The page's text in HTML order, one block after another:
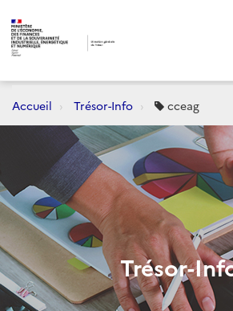
Accueil Trésor-Info cceag
Trésor-